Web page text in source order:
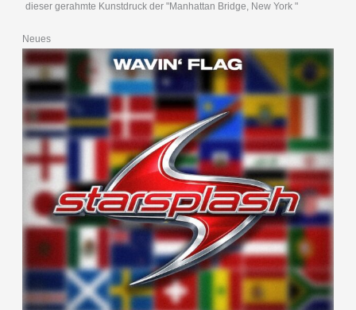
dieser gerahmte Kunstdruck der "Manhattan Bridge, New York "
Neues